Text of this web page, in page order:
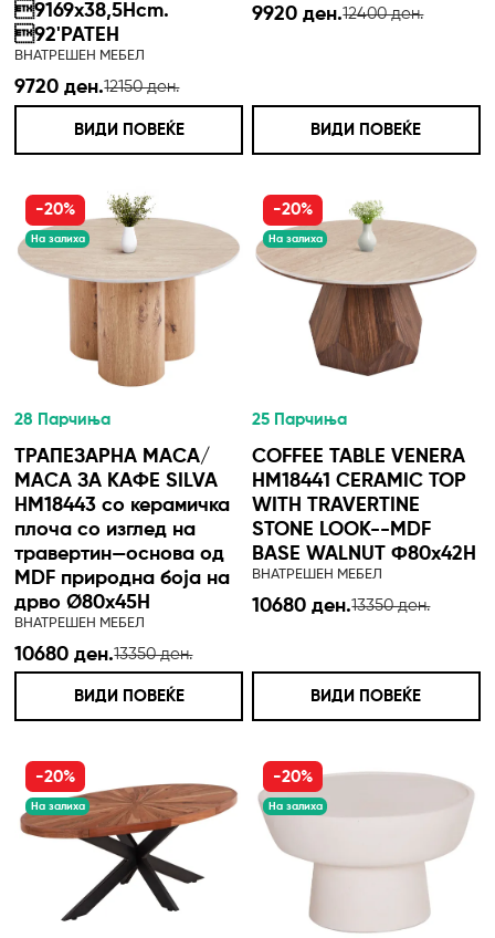
9169x38,5Hcm.
92'РАТЕН
ВНАТРЕШЕН МЕБЕЛ
9720 ден.12150 ден.
ВИДИ ПОВЕЌЕ
9920 ден.12400 ден.
ВИДИ ПОВЕЌЕ
-20%
На залиха
28 Парчиња
ТРАПЕЗАРНА МАСА/
МАСА ЗА КАФЕ SILVA
HM18443 со керамичка
плоча со изглед на
травертин—основа од
MDF природна боја на
дрво Ø80x45H
ВНАТРЕШЕН МЕБЕЛ
10680 ден.13350 ден.
ВИДИ ПОВЕЌЕ
-20%
На залиха
25 Парчиња
COFFEE TABLE VENERA
HM18441 CERAMIC TOP
WITH TRAVERTINE
STONE LOOK--MDF
BASE WALNUT Φ80x42H
ВНАТРЕШЕН МЕБЕЛ
10680 ден.13350 ден.
ВИДИ ПОВЕЌЕ
-20%
На залиха
-20%
На залиха